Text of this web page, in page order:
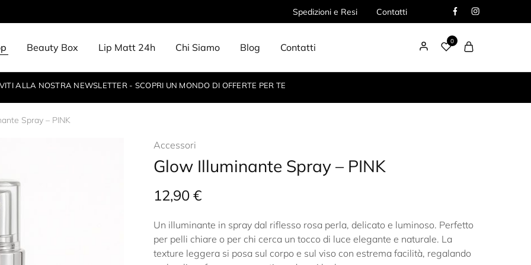
Spedizioni e Resi Contatti
Beauty Box Lip Matt 24h Chi Siamo Blog Contatti
0
ALLA NOSTRA NEWSLETTER - SCOPRI UN MONDO DI OFFERTE PER TE
Spray – PINK
Accessori
Glow Illuminante Spray – PINK
12,90 €
Un illuminante in spray dal riflesso rosa perla, delicato e luminoso. Perfetto
per pelli chiare o per chi cerca un tocco di luce elegante e naturale. La
texture leggera si posa sul corpo e sul viso con estrema facilità, regalando